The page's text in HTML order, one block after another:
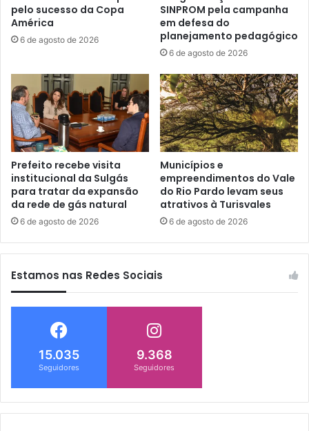
pelo sucesso da Copa
América
6 de agosto de 2026
SINPROM pela campanha
em defesa do
planejamento pedagógico
6 de agosto de 2026
Prefeito recebe visita
institucional da Sulgás
para tratar da expansão
da rede de gás natural
6 de agosto de 2026
Municípios e
empreendimentos do Vale
do Rio Pardo levam seus
atrativos à Turisvales
6 de agosto de 2026
Estamos nas Redes Sociais
15.035
Seguidores
9.368
Seguidores